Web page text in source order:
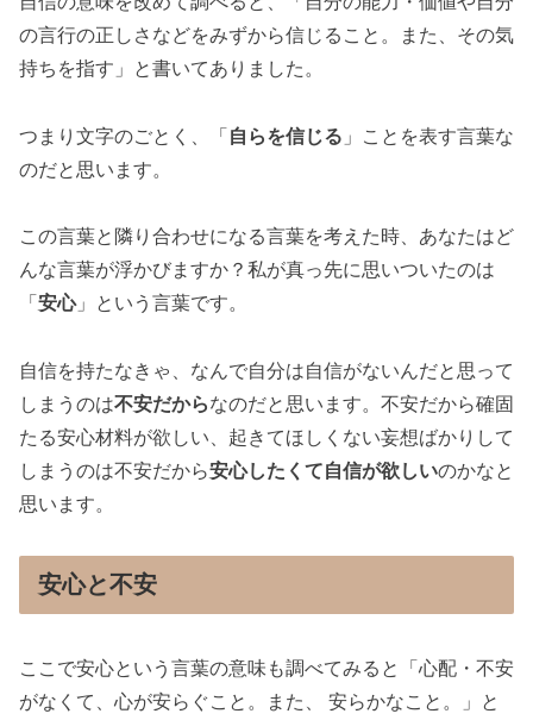
の言行の正しさなどをみずから信じること。また、その気
持ちを指す」と書いてありました。
つまり文字のごとく、「 自らを信じる 」ことを表す言葉な
のだと思います。
この言葉と隣り合わせになる言葉を考えた時、あなたはど
んな言葉が浮かびますか？私が真っ先に思いついたのは
「 安心」という言葉です。
自信を持たなきゃ、なんで自分は自信がないんだと思って
しまうのは不安だからなのだと思います。不安だから確固
たる安心材料が欲しい、起きてほしくない妄想ばかりして
しまうのは不安だから安心したくて自信が欲しいのかなと
思います。
安心と不安
ここで安心という言葉の意味も調べてみると「心配・不安
がなくて、心が安らぐこと。また、 安らかなこと。」と